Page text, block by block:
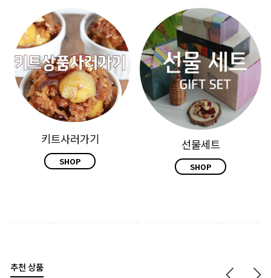
키트사러가기
SHOP
선물세트
SHOP
추천 상품